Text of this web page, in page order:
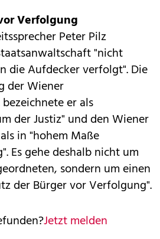
Verfolgung
Peter Pilz
"nicht
die Aufdecker verfolgt". Die
der Wiener
er als
der Justiz" und den Wiener
in "hohem Maße
Es gehe deshalb nicht um
sondern um einen
der Bürger vor Verfolgung".
Jetzt melden